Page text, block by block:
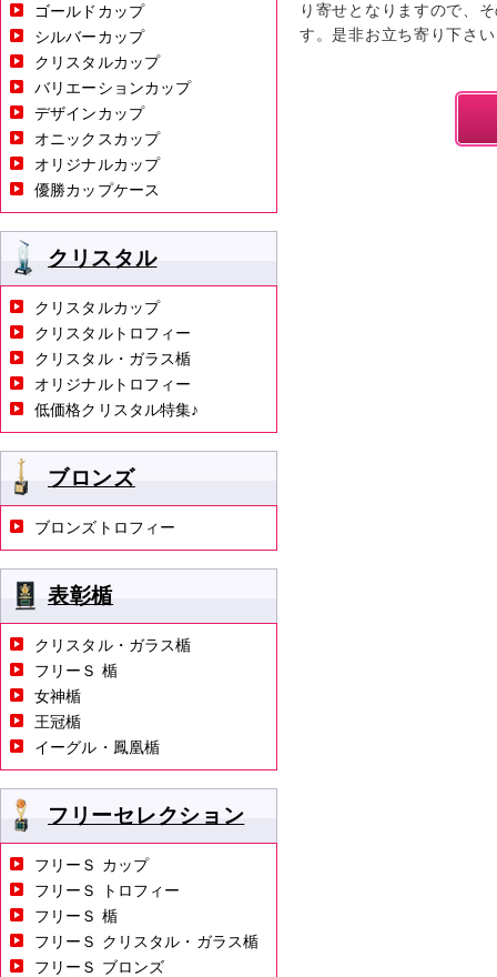
り寄せとなりますので、
す。是非お立ち寄り下さ
ゴールドカップ
シルバーカップ
クリスタルカップ
バリエーションカップ
デザインカップ
オニックスカップ
オリジナルカップ
優勝カップケース
クリスタル
クリスタルカップ
クリスタルトロフィー
クリスタル・ガラス楯
オリジナルトロフィー
低価格クリスタル特集♪
ブロンズ
ブロンズトロフィー
表彰楯
クリスタル・ガラス楯
フリーＳ 楯
女神楯
王冠楯
イーグル・鳳凰楯
フリーセレクション
フリーＳ カップ
フリーＳ トロフィー
フリーＳ 楯
フリーＳ クリスタル・ガラス楯
フリーＳ ブロンズ